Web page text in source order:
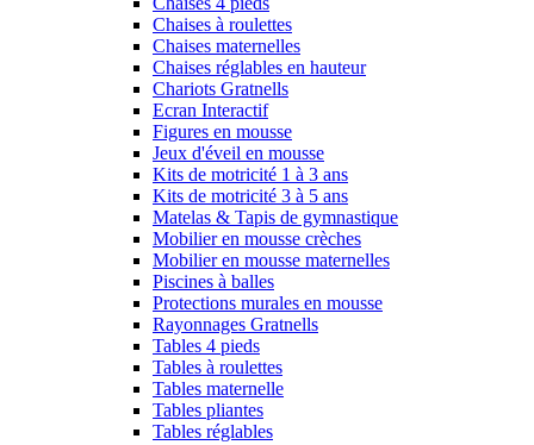
Chaises à roulettes
Chaises maternelles
Chaises réglables en hauteur
Chariots Gratnells
Ecran Interactif
Figures en mousse
Jeux d'éveil en mousse
Kits de motricité 1 à 3 ans
Kits de motricité 3 à 5 ans
Matelas & Tapis de gymnastique
Mobilier en mousse crèches
Mobilier en mousse maternelles
Piscines à balles
Protections murales en mousse
Rayonnages Gratnells
Tables 4 pieds
Tables à roulettes
Tables maternelle
Tables pliantes
Tables réglables